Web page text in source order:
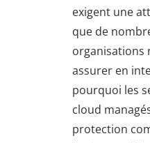
exigent une
que de
organisations
assurer en
pourquoi les
cloud
protection